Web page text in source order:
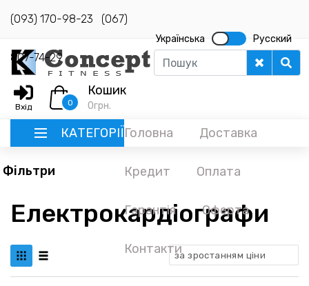
(093) 170-98-23 (067)
807-74-29
Українська Русский
Вхід 0
Кошик
0грн.
КАТЕГОРІЇГоловна Доставка
Кредит Оплата
Гарантія Оферта
Контакти
РУССКИЙ
ГОЛОВНА
ДОСТАВКА
КРЕДИТ
Фільтри
Електрокардіографи
за зростанням ціни